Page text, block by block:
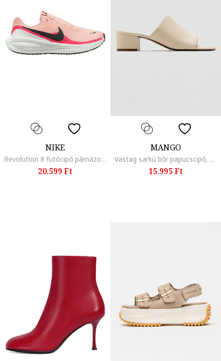
NIKE
Revolution 8 futócipő párnázott belső talppal, Pasztellrózsaszín
20.599 Ft
MANGO
Vastag sarkú bőr papucscipő, Krémszín
15.995 Ft